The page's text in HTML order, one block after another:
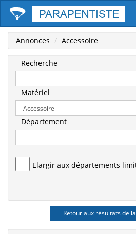
Annonces Accessoire
Recherche
Matériel
Département
Elargir aux départements
Retour aux résultats de